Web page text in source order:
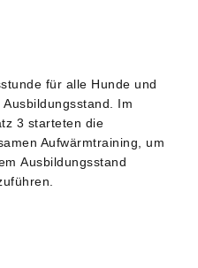
für alle Hunde und
Im
3 starteten die
Aufwärmtraining, um
Ausbildungsstand